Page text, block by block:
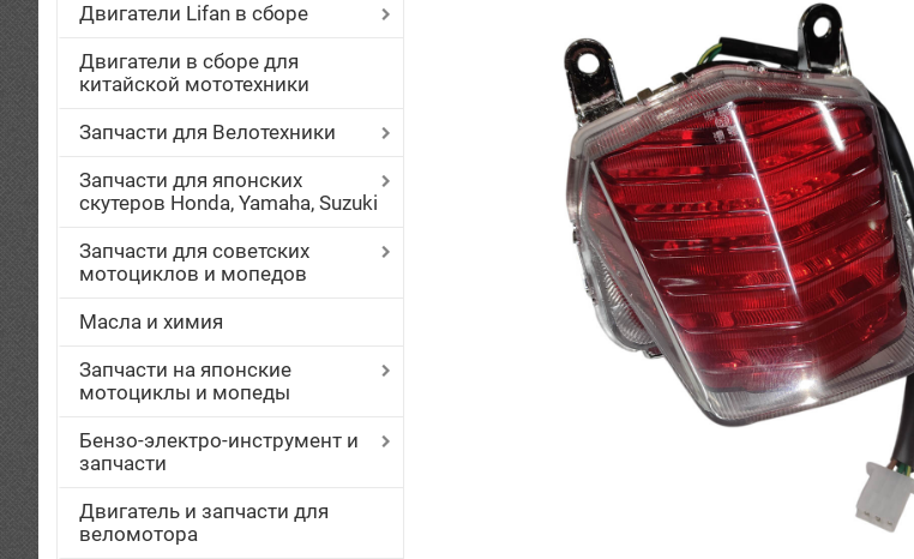
Двигатели Lifan в сборе
Двигатели в сборе для
китайской мототехники
Запчасти для Велотехники
Запчасти для японских
скутеров Honda, Yamaha, Suzuki
Запчасти для советских
мотоциклов и мопедов
Масла и химия
Запчасти на японские
мотоциклы и мопеды
Бензо-электро-инструмент и
запчасти
Двигатель и запчасти для
веломотора